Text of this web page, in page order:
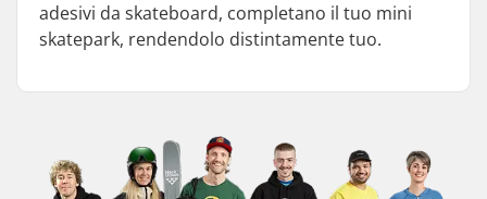
adesivi da skateboard, completano il tuo mini
skatepark, rendendolo distintamente tuo.